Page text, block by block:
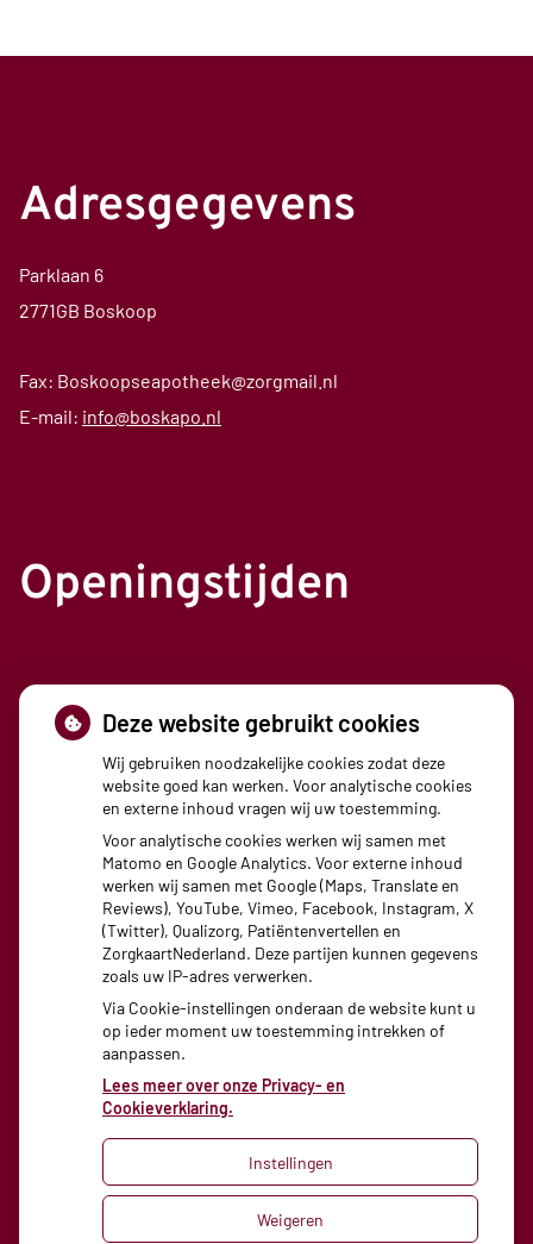
Adresgegevens
Parklaan 6
2771GB Boskoop
Fax: Boskoopseapotheek@zorgmail.nl
E-mail: info@boskapo.nl
Openingstijden
Kijksluiter
Gebruikt u weleens medicijnen? Dan kent u ongetwijfeld de
bijsluiter die in de verpakking van een medicijn zit. Veel
mensen vinden de bijsluiter ingewikkeld. Daarom is er nu
Kijksluiter!Meer informatie.
Uw Zorg Online|Beheer
Deze website gebruikt cookies
Wij gebruiken noodzakelijke cookies zodat deze
website goed kan werken. Voor analytische cookies
en externe inhoud vragen wij uw toestemming.
Voor analytische cookies werken wij samen met
Matomo en Google Analytics. Voor externe inhoud
werken wij samen met Google (Maps, Translate en
Reviews), YouTube, Vimeo, Facebook, Instagram, X
(Twitter), Qualizorg, Patiëntenvertellen en
ZorgkaartNederland. Deze partijen kunnen gegevens
zoals uw IP-adres verwerken.
Via Cookie-instellingen onderaan de website kunt u
op ieder moment uw toestemming intrekken of
aanpassen.
Lees meer over onze Privacy- en
Cookieverklaring.
Instellingen
Weigeren